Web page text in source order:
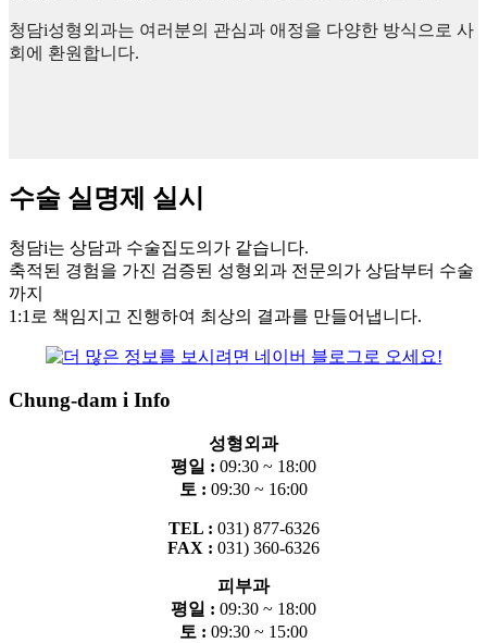
청담i성형외과는 여러분의 관심과 애정을 다양한 방식으로 사
회에 환원합니다.
수술 실명제 실시
청담i는 상담과 수술집도의가 같습니다.
축적된 경험을 가진 검증된 성형외과 전문의가 상담부터 수술
까지
1:1로 책임지고 진행하여 최상의 결과를 만들어냅니다.
Chung-dam i Info
성형외과
평일 : 09:30 ~ 18:00
토 : 09:30 ~ 16:00
TEL : 031) 877-6326
FAX : 031) 360-6326
피부과
평일 : 09:30 ~ 18:00
토 : 09:30 ~ 15:00